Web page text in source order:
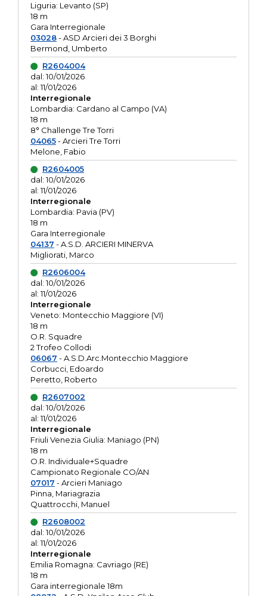
Liguria: Levanto (SP)
18 m
Gara Interregionale
03028- ASD Arcieri dei 3 Borghi
Bermond, Umberto
R2604004
dal: 10/01/2026
al: 11/01/2026
Interregionale
Lombardia: Cardano al Campo (VA)
18 m
8° Challenge Tre Torri
04065- Arcieri Tre Torri
Melone, Fabio
R2604005
dal: 10/01/2026
al: 11/01/2026
Interregionale
Lombardia: Pavia (PV)
18 m
Gara Interregionale
04137 - A.S.D. ARCIERI MINERVA
Migliorati, Marco
R2606004
dal: 10/01/2026
al: 11/01/2026
Interregionale
Veneto: Montecchio Maggiore (VI)
18 m
O.R. Squadre
2 Trofeo Collodi
06067 - A.S.D.Arc.Montecchio Maggiore
Corbucci, Edoardo
Peretto, Roberto
R2607002
dal: 10/01/2026
al: 11/01/2026
Interregionale
Friuli Venezia Giulia: Maniago (PN)
18 m
O.R. Individuale+Squadre
Campionato Regionale CO/AN
07017 - Arcieri Maniago
Pinna, Mariagrazia
Quattrocchi, Manuel
R2608002
dal: 10/01/2026
al: 11/01/2026
Interregionale
Emilia Romagna: Cavriago (RE)
18 m
Gara interregionale 18m